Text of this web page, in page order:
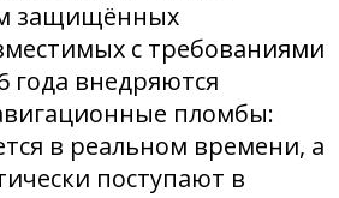
защищённых
с требованиями
года внедряются
пломбы:
в реальном времени, а
поступают в